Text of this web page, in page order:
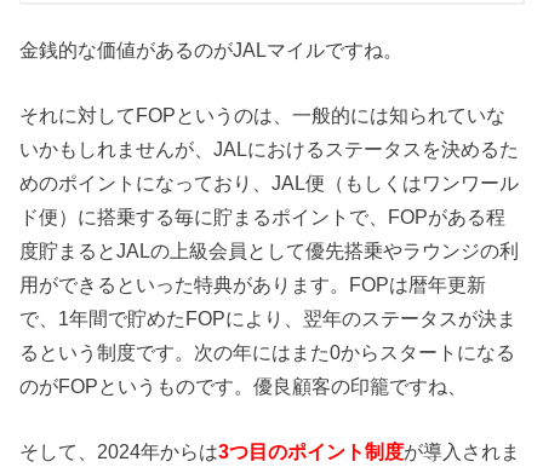
金銭的な価値があるのがJALマイルですね。
それに対してFOPというのは、一般的には知られていな
いかもしれませんが、JALにおけるステータスを決めるた
めのポイントになっており、JAL便（もしくはワンワール
ド便）に搭乗する毎に貯まるポイントで、FOPがある程
度貯まるとJALの上級会員として優先搭乗やラウンジの利
用ができるといった特典があります。FOPは暦年更新
で、1年間で貯めたFOPにより、翌年のステータスが決ま
るという制度です。次の年にはまた0からスタートになる
のがFOPというものです。優良顧客の印籠ですね、
そして、2024年からは3つ目のポイント制度が導入されま